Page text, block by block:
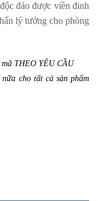
đáo được viền đinh
lý tưởng cho phòng
THEO YÊU CẦU
cho tất cả sản phẩm